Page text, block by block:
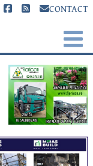
CONTACT